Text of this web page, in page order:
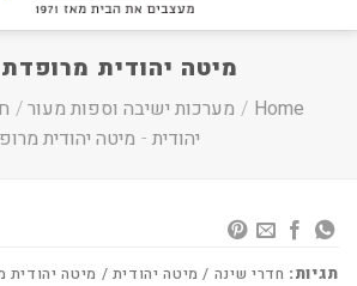
מיטה יהודית
Home
/ מערכות ישיבה וספות מעור/
יהודית - מיטה יהודית
תגיות: חדרי שינה / מיטה יהודית / מיטה